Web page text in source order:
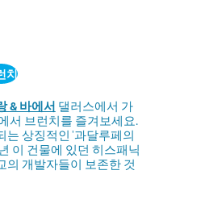
치
& 바에서 댈러스에서 가
서 브런치를 즐겨보세요.
는 상징적인 '과달루페의
이 건물에 있던 히스패닉
의 개발자들이 보존한 것